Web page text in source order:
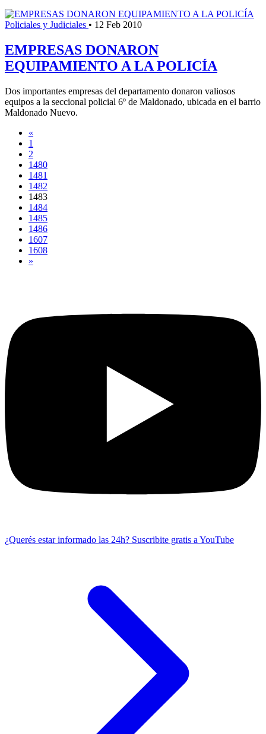
Policiales y Judiciales • 12 Feb 2010
EMPRESAS DONARON
EQUIPAMIENTO A LA POLICÍA
Dos importantes empresas del departamento donaron valiosos
equipos a la seccional policial 6º de Maldonado, ubicada en el barrio
Maldonado Nuevo.
«
1
2
1480
1481
1482
1483
1484
1485
1486
1607
1608
»
¿Querés estar informado las 24h? Suscribite gratis a YouTube